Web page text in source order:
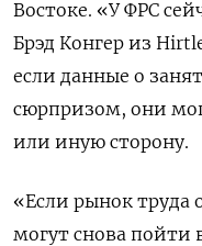
Востоке. «У ФРС
Брэд Конгер из
если данные о
сюрпризом, они
или иную сторону.
«Если рынок труда
могут снова пойти